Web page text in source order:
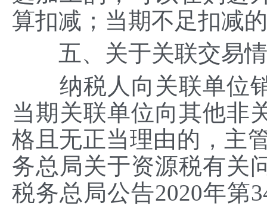
算扣减；当期不足扣减
五、关于关联交易
纳税人向关联单位销
当期关联单位向其他非
格且无正当理由的，主
务总局关于资源税有关
税务总局公告2020年第